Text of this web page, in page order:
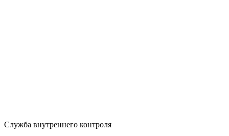
Служба внутреннего контроля